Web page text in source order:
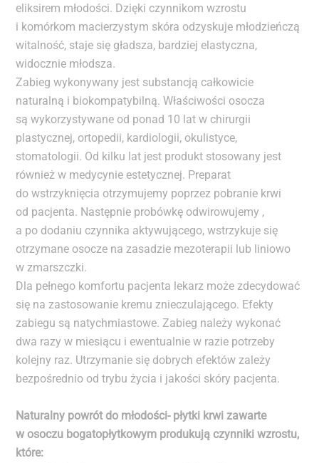
eliksirem młodości. Dzięki czynnikom wzrostu
i komórkom macierzystym skóra odzyskuje młodzieńczą
witalność, staje się gładsza, bardziej elastyczna,
widocznie młodsza.
Zabieg wykonywany jest substancją całkowicie
naturalną i biokompatybilną. Właściwości osocza
są wykorzystywane od ponad 10 lat w chirurgii
plastycznej, ortopedii, kardiologii, okulistyce,
stomatologii. Od kilku lat jest produkt stosowany jest
również w medycynie estetycznej. Preparat
do wstrzyknięcia otrzymujemy poprzez pobranie krwi
od pacjenta. Następnie probówkę odwirowujemy ,
a po dodaniu czynnika aktywującego, wstrzykuje się
otrzymane osocze na zasadzie mezoterapii lub liniowo
w zmarszczki.
Dla pełnego komfortu pacjenta lekarz może zdecydować
się na zastosowanie kremu znieczulającego. Efekty
zabiegu są natychmiastowe. Zabieg należy wykonać
dwa razy w miesiącu i ewentualnie w razie potrzeby
kolejny raz. Utrzymanie się dobrych efektów zależy
bezpośrednio od trybu życia i jakości skóry pacjenta.
Naturalny powrót do młodości- płytki krwi zawarte
w osoczu bogatopłytkowym produkują czynniki wzrostu,
które: